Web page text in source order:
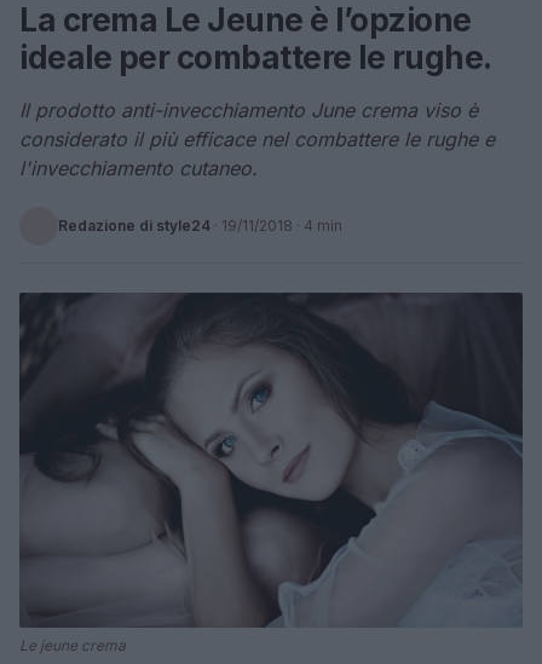
La crema Le Jeune è l’opzione
ideale per combattere le rughe.
Il prodotto anti-invecchiamento June crema viso è
considerato il più efficace nel combattere le rughe e
l'invecchiamento cutaneo.
Redazione di style24 · 19/11/2018 · 4 min
Le jeune crema